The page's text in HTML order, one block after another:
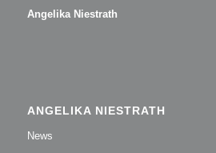
Angelika Niestrath
ANGELIKA NIESTRATH
News